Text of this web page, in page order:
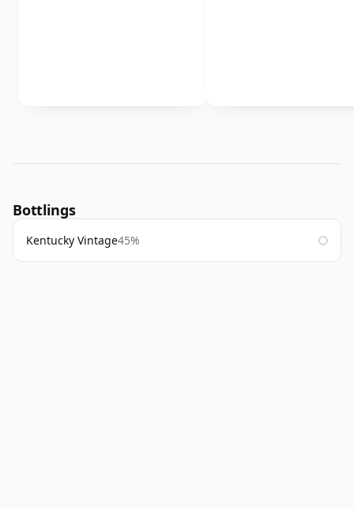
Bottlings
Kentucky Vintage45%